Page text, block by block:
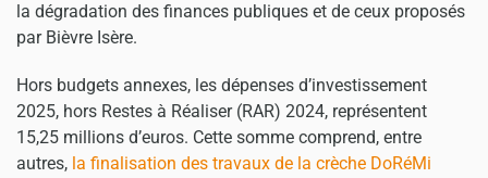
la dégradation des finances publiques et de ceux proposés
par Bièvre Isère.
Hors budgets annexes, les dépenses d’investissement
2025, hors Restes à Réaliser (RAR) 2024, représentent
15,25 millions d’euros. Cette somme comprend, entre
autres, la finalisation des travaux de la crèche DoRéMi